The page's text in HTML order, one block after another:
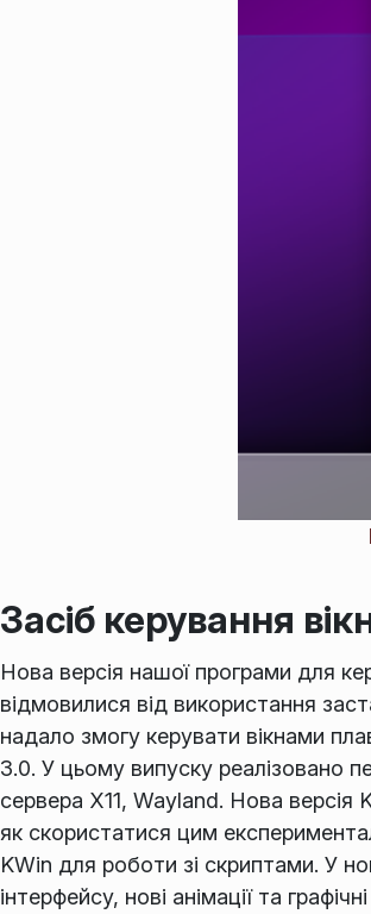
Засіб керування
Нова версія нашої програми для
відмовилися від використання
надало змогу керувати вікнами
3.0. У цьому випуску реалізовано
сервера X11, Wayland. Нова
як скористатися цим
KWin для роботи зі скриптами. У
інтерфейсу, нові анімації та